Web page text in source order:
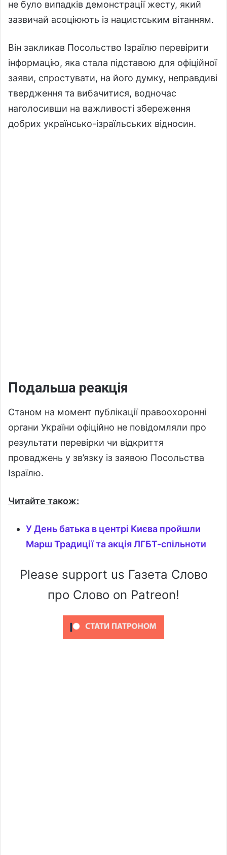
не було випадків демонстрації жесту, який
зазвичай асоціюють із нацистським вітанням.
Він закликав Посольство Ізраїлю перевірити
інформацію, яка стала підставою для офіційної
заяви, спростувати, на його думку, неправдиві
твердження та вибачитися, водночас
наголосивши на важливості збереження
добрих українсько-ізраїльських відносин.
Подальша реакція
Станом на момент публікації правоохоронні
органи України офіційно не повідомляли про
результати перевірки чи відкриття
проваджень у зв’язку із заявою Посольства
Ізраїлю.
Читайте також:
У День батька в центрі Києва пройшли
Марш Традиції та акція ЛГБТ-спільноти
Please support us Газета Слово
про Слово on Patreon!